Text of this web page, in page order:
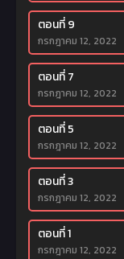
ตอนที่ 9
กรกฎาคม 12, 2022
ตอนที่ 7
กรกฎาคม 12, 2022
ตอนที่ 5
กรกฎาคม 12, 2022
ตอนที่ 3
กรกฎาคม 12, 2022
ตอนที่ 1
กรกฎาคม 12, 2022